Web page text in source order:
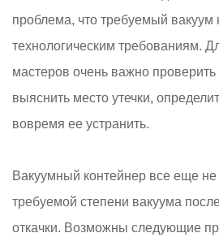
проблема, что требуемый вакуум
технологическим требованиям.
мастеров очень важно
выяснить место утечки,
вовремя ее устранить.
Вакуумный контейнер все еще не
требуемой степени вакуума
откачки. Возможны следующие